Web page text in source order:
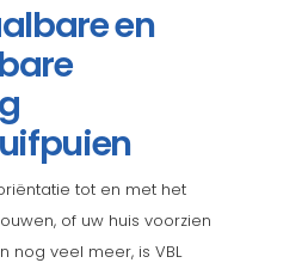
en
tot en met het
of uw huis voorzien
nog veel meer, is VBL